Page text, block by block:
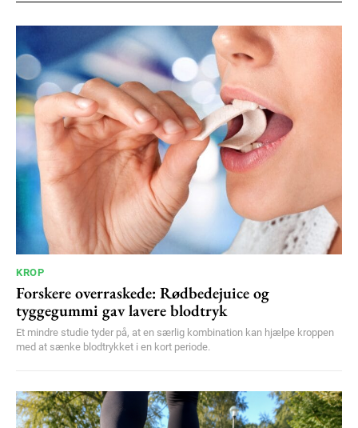
KROP
Forskere overraskede: Rødbedejuice og
tyggegummi gav lavere blodtryk
Et mindre studie tyder på, at en særlig kombination kan hjælpe kroppen
med at sænke blodtrykket i en kort periode.